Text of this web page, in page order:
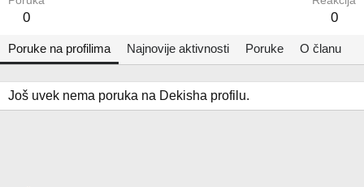
0 0
Poruke na profilima Najnovije aktivnosti Poruke O članu
Još uvek nema poruka na Dekisha profilu.